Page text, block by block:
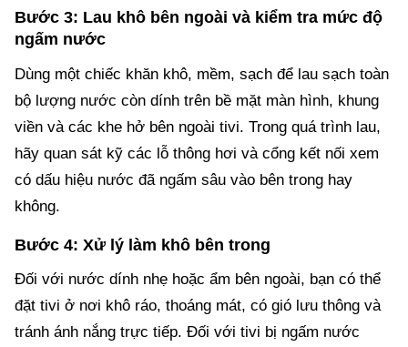
Bước 3: Lau khô bên ngoài và kiểm tra mức độ
ngấm nước
Dùng một chiếc khăn khô, mềm, sạch để lau sạch toàn
bộ lượng nước còn dính trên bề mặt màn hình, khung
viền và các khe hở bên ngoài tivi. Trong quá trình lau,
hãy quan sát kỹ các lỗ thông hơi và cổng kết nối xem
có dấu hiệu nước đã ngấm sâu vào bên trong hay
không.
Bước 4: Xử lý làm khô bên trong
Đối với nước dính nhẹ hoặc ẩm bên ngoài, bạn có thể
đặt tivi ở nơi khô ráo, thoáng mát, có gió lưu thông và
tránh ánh nắng trực tiếp. Đối với tivi bị ngấm nước